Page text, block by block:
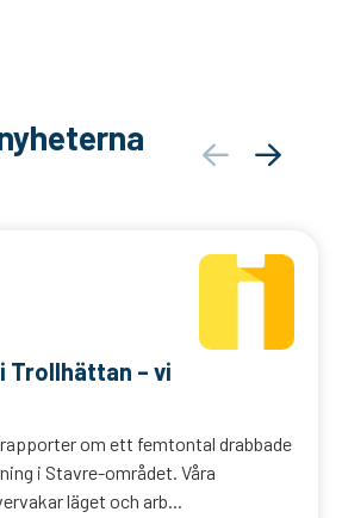
Trollhättan – vi
om ett femtontal drabbade
i Stavre-området. Våra
läget och arb...